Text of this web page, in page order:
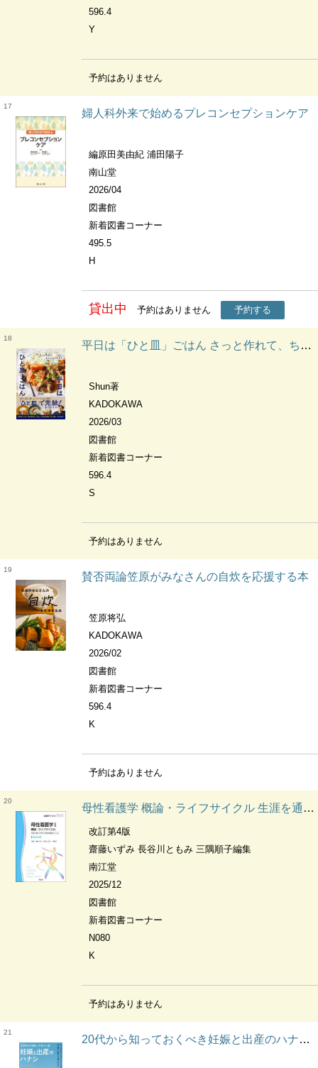
596.4
Y
予約はありません
17
婦人科外来で始めるプレコンセプションケア
編原田美由紀 浦田陽子
南山堂
2026/04
図書館
新着図書コーナー
495.5
H
貸出中 予約はありません 予約する
18
平日は「ひと皿」ごはん さっと作れて、ちゃんとごちそう
Shun著
KADOKAWA
2026/03
図書館
新着図書コーナー
596.4
S
予約はありません
19
賛否両論笠原がみなさんの自炊を応援する本
笠原将弘
KADOKAWA
2026/02
図書館
新着図書コーナー
596.4
K
予約はありません
20
母性看護学 概論・ライフサイクル 生涯を通じた性と生殖の健康を支える 看護学テキストnice
改訂第4版
齋藤いずみ 長谷川ともみ 三隅順子編集
南江堂
2025/12
図書館
新着図書コーナー
N080
K
予約はありません
21
20代から知っておくべき妊娠と出産のハナシ プレコンセプションケアからはじめるマタニティライフ